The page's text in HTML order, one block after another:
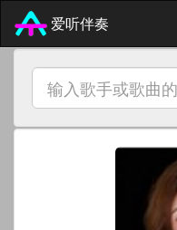
爱听伴奏